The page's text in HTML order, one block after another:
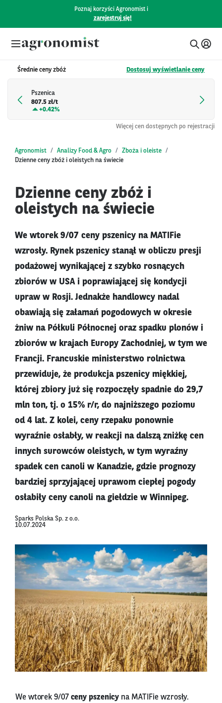
Poznaj korzyści Agronomist i
zarejestruj się!
Średnie ceny zbóż Dostosuj wyświetlanie ceny
Pszenica
807.5 zł/t
+0.42%
Więcej cen dostępnych po rejestracji
Agronomist Analizy Food & Agro
Zboża i oleiste
Dzienne ceny zbóż i oleistych na świecie
Dzienne ceny zbóż i
oleistych na świecie
We wtorek 9/07 ceny pszenicy na MATIFie
wzrosły. Rynek pszenicy stanął w obliczu presji
podażowej wynikającej z szybko rosnących
zbiorów w USA i poprawiającej się kondycji
upraw w Rosji. Jednakże handlowcy nadal
obawiają się załamań pogodowych w okresie
żniw na Półkuli Północnej oraz spadku plonów i
zbiorów w krajach Europy Zachodniej, w tym we
Francji. Francuskie ministerstwo rolnictwa
przewiduje, że produkcja pszenicy miękkiej,
której zbiory już się rozpoczęły spadnie do 29,7
mln ton, tj. o 15% r/r, do najniższego poziomu
od 4 lat. Z kolei, ceny rzepaku ponownie
wyraźnie osłabły, w reakcji na dalszą zniżkę cen
innych surowców oleistych, w tym wyraźny
spadek cen canoli w Kanadzie, gdzie prognozy
bardziej sprzyjającej uprawom ciepłej pogody
osłabiły ceny canoli na giełdzie w Winnipeg.
Sparks Polska Sp. z o.o.
10.07.2024
We wtorek 9/07ceny pszenicy na MATIFie wzrosły.